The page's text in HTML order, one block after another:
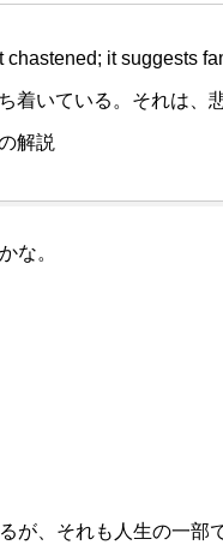
it suggests
着いている。それは、
解説
な。
が、それも人生の一部